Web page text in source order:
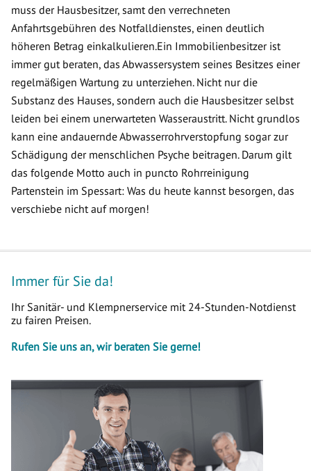
muss der Hausbesitzer, samt den verrechneten
Anfahrtsgebühren des Notfalldienstes, einen deutlich
höheren Betrag einkalkulieren.Ein Immobilienbesitzer ist
immer gut beraten, das Abwassersystem seines Besitzes einer
regelmäßigen Wartung zu unterziehen. Nicht nur die
Substanz des Hauses, sondern auch die Hausbesitzer selbst
leiden bei einem unerwarteten Wasseraustritt. Nicht grundlos
kann eine andauernde Abwasserrohrverstopfung sogar zur
Schädigung der menschlichen Psyche beitragen. Darum gilt
das folgende Motto auch in puncto Rohrreinigung
Partenstein im Spessart: Was du heute kannst besorgen, das
verschiebe nicht auf morgen!
Immer für Sie da!
Ihr Sanitär- und Klempnerservice mit 24-Stunden-Notdienst
zu fairen Preisen.
Rufen Sie uns an, wir beraten Sie gerne!